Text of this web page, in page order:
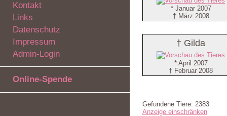
Kontakt
Links
Datenschutz
Impressum
Admin-Login
Online-Spende
* Januar 2007
† März 2008
† Gilda
* April 2007
† Februar 2008
Gefundene Tiere: 2383
Anzeige einschränken